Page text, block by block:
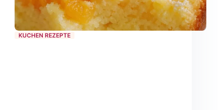
KUCHEN REZEPTE